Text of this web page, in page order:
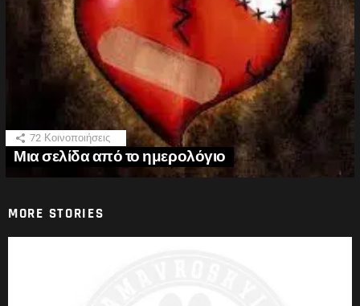
72 Κοινοποιήσεις
Μια σελίδα από το ημερολόγιο
MORE STORIES